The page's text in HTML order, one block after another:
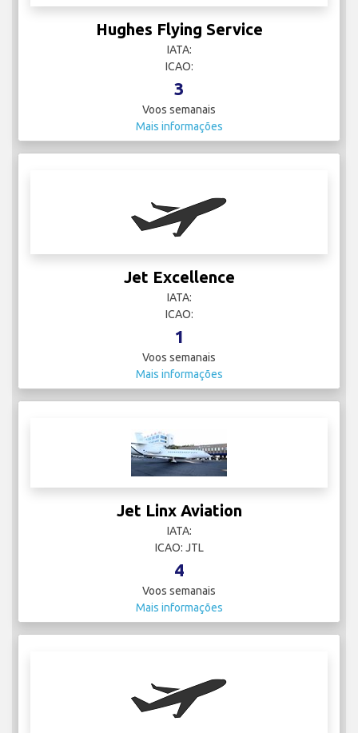
Hughes Flying Service
IATA:
ICAO:
3
Voos semanais
Mais informações
Jet Excellence
IATA:
ICAO:
1
Voos semanais
Mais informações
Jet Linx Aviation
IATA:
ICAO: JTL
4
Voos semanais
Mais informações